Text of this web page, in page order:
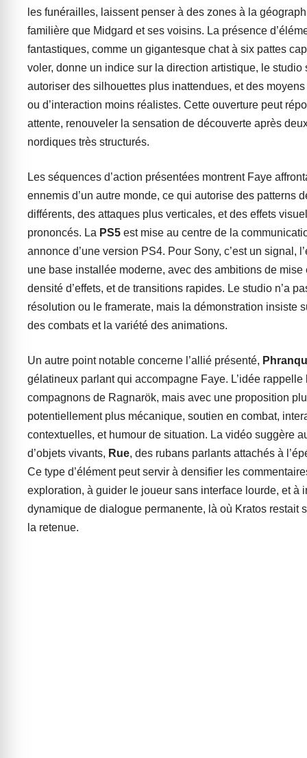
les funérailles, laissent penser à des zones à la
familière que Midgard et ses voisins. La présence
fantastiques, comme un gigantesque chat à six pattes
voler, donne un indice sur la direction artistique, le studio
autoriser des silhouettes plus inattendues, et des
ou d’interaction moins réalistes. Cette ouverture peut
attente, renouveler la sensation de découverte après
nordiques très structurés.
Les séquences d’action présentées montrent Faye
ennemis d’un autre monde, ce qui autorise des patterns
différents, des attaques plus verticales, et des effets
prononcés. La PS5 est mise au centre de la
annonce d’une version PS4. Pour Sony, c’est un signal,
une base installée moderne, avec des ambitions de mise
densité d’effets, et de transitions rapides. Le studio n’a
résolution ou le framerate, mais la démonstration insiste
des combats et la variété des animations.
Un autre point notable concerne l’allié présenté,
gélatineux parlant qui accompagne Faye. L’idée rappelle
compagnons de Ragnarök, mais avec une proposition
potentiellement plus mécanique, soutien en combat,
contextuelles, et humour de situation. La vidéo suggère
d’objets vivants, Rue, des rubans parlants attachés à
Ce type d’élément peut servir à densifier les
exploration, à guider le joueur sans interface lourde, et à
dynamique de dialogue permanente, là où Kratos restait
la retenue.